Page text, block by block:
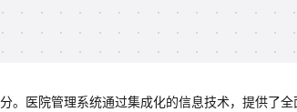
。医院管理系统通过集成化的信息技术，提供了全